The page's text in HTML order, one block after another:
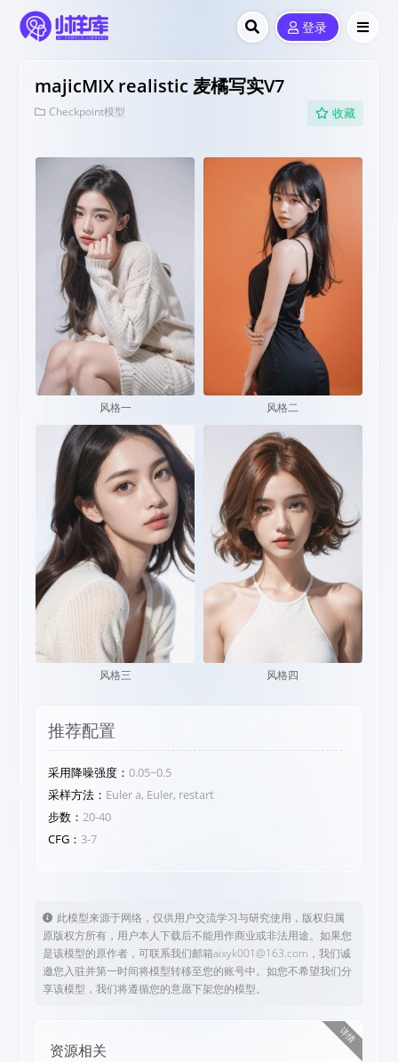
登录
majicMIX realistic 麦橘写实V7
Checkpoint模型 收藏
风格一 风格二
风格三 风格四
推荐配置
采用降噪强度：0.05~0.5
采样方法： Euler a, Euler, restart
步数：20-40
CFG： 3-7
此模型来源于网络，仅供用户交流学习与研究使用，版权归属
原版权方所有，用户本人下载后不能用作商业或非法用途。如果您
是该模型的原作者，可联系我们邮箱aixyk001@163.com，我们诚
邀您入驻并第一时间将模型转移至您的账号中。如您不希望我们分
享该模型，我们将遵循您的意愿下架您的模型。
详情
资源相关